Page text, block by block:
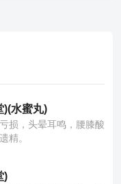
)(水蜜丸)
损，头晕耳鸣，腰膝酸
精。
)